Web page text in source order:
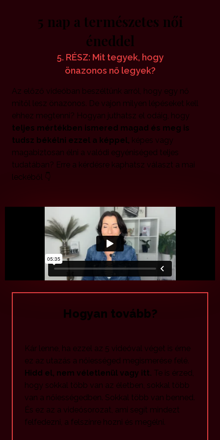
5 nap a természetes női
éneddel
5. RÉSZ: Mit tegyek, hogy
önazonos nő legyek?
Az előző videóban beszéltünk arról, hogy egy nő
mitől lesz önazonos. De vajon milyen lépéseket kell
ehhez megtenni? Hogyan juthatsz el odáig, hogy
teljes mértékben ismered magad és meg is
tudsz békélni ezzel a képpel, képes vagy
magabiztosan élni a valódi egyéniséged teljes
tudatában? Erre a kérdésre kaphatsz választ a mai
leckéből 👇
Hogyan tovább?
Kár lenne, ha ezzel az 5 videóval véget is érne
ez az utazás a nőiességed megismerése felé.
Hidd el, nem véletlenül vagy itt. Te is érzed,
hogy sokkal több van az életben, sokkal több
van a nőiességedben. Sokkal több van benned.
És ez az a videósorozat, ami segít mindezt
felfedezni, a felszínre hozni és megélni.